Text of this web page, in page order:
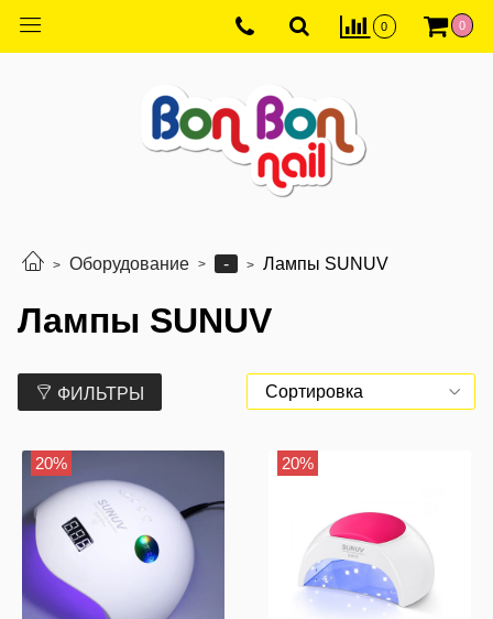
0 0
Оборудование - Лампы SUNUV
Лампы SUNUV
ФИЛЬТРЫ
20% 20%